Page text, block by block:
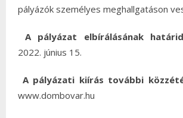
pályázók személyes meghallgatáson
A pályázat elbírálásának
2022. június 15.
A pályázati kiírás további
www.dombovar.hu